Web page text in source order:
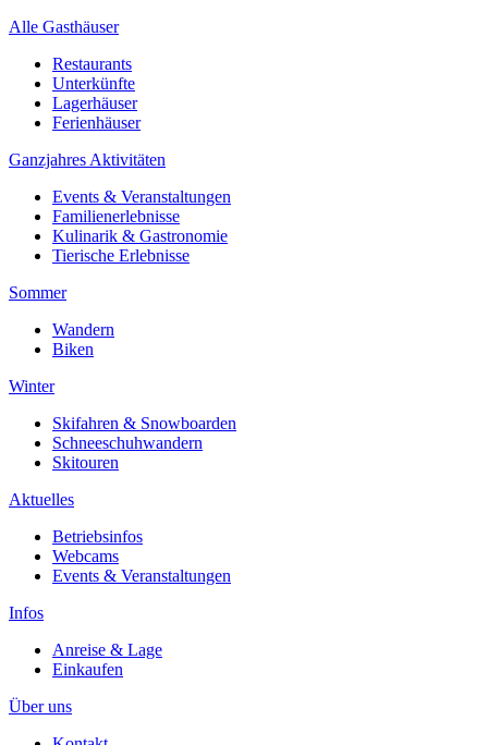
Alle Gasthäuser
Restaurants
Unterkünfte
Lagerhäuser
Ferienhäuser
Ganzjahres Aktivitäten
Events & Veranstaltungen
Familienerlebnisse
Kulinarik & Gastronomie
Tierische Erlebnisse
Sommer
Wandern
Biken
Winter
Skifahren & Snowboarden
Schneeschuhwandern
Skitouren
Aktuelles
Betriebsinfos
Webcams
Events & Veranstaltungen
Infos
Anreise & Lage
Einkaufen
Über uns